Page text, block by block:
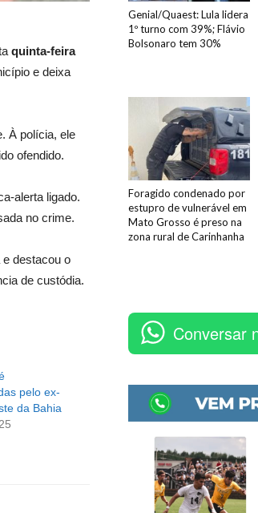
quinta-feira
e deixa
À polícia, ele
ofendido.
alerta ligado.
no crime.
destacou o
de custódia.
pelo ex-
da Bahia
Genial/Quaest: Lula lidera
1º turno com 39%; Flávio
Bolsonaro tem 30%
Foragido condenado por
estupro de vulnerável em
Mato Grosso é preso na
zona rural de Carinhanha
Conversar